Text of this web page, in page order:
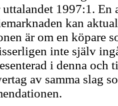
1997:1.
kan
är om en köpare
inte själv
i denna
av samma slag